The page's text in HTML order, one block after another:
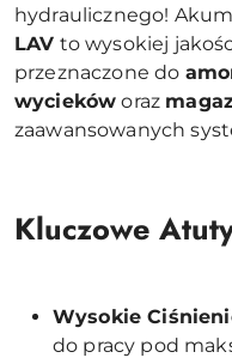
hydraulicznego!
LAV to wysokiej
przeznaczone do
wycieków oraz
zaawansowanych
Kluczowe
Wysokie
do pracy pod